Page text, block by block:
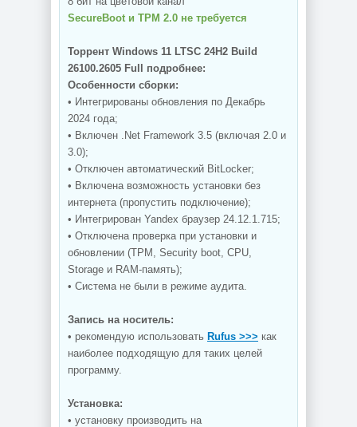
SecureBoot и TPM 2.0 не требуется
Торрент Windows 11 LTSC 24H2 Build
26100.2605 Full подробнее:
Особенности сборки:
• Интегрированы обновления по Декабрь
2024 года;
• Включен .Net Framework 3.5 (включая 2.0 и
3.0);
• Отключен автоматический BitLocker;
• Включена возможность установки без
интернета (пропустить подключение);
• Интегрирован Yandex браузер 24.12.1.715;
• Отключена проверка при установки и
обновлении (TPM, Security boot, CPU,
Storage и RAM-память);
• Система не были в режиме аудита.
Запись на носитель:
• рекомендую использовать Rufus >>> как
наиболее подходящую для таких целей
программу.
Установка:
• установку производить на